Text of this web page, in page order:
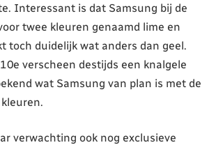
Interessant is dat Samsung bij de
twee kleuren genaamd lime en
toch duidelijk wat anders dan geel.
verscheen destijds een knalgele
wat Samsung van plan is met de
verwachting ook nog exclusieve